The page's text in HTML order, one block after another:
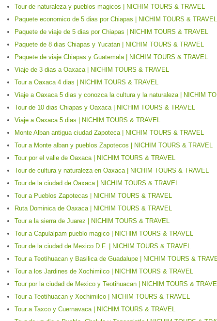
Tour de naturaleza y pueblos magicos | NICHIM TOURS & TRAVEL
Paquete economico de 5 dias por Chiapas | NICHIM TOURS & TRAVEL
Paquete de viaje de 5 dias por Chiapas | NICHIM TOURS & TRAVEL
Paquete de 8 dias Chiapas y Yucatan | NICHIM TOURS & TRAVEL
Paquete de viaje Chiapas y Guatemala | NICHIM TOURS & TRAVEL
Viaje de 3 dias a Oaxaca | NICHIM TOURS & TRAVEL
Tour a Oaxaca 4 dias | NICHIM TOURS & TRAVEL
Viaje a Oaxaca 5 dias y conozca la cultura y la naturaleza | NICHIM
Tour de 10 dias Chiapas y Oaxaca | NICHIM TOURS & TRAVEL
Viaje a Oaxaca 5 dias | NICHIM TOURS & TRAVEL
Monte Alban antigua ciudad Zapoteca | NICHIM TOURS & TRAVEL
Tour a Monte alban y pueblos Zapotecos | NICHIM TOURS & TRAVEL
Tour por el valle de Oaxaca | NICHIM TOURS & TRAVEL
Tour de cultura y naturaleza en Oaxaca | NICHIM TOURS & TRAVEL
Tour de la ciudad de Oaxaca | NICHIM TOURS & TRAVEL
Tour a Pueblos Zapotecas | NICHIM TOURS & TRAVEL
Ruta Dominica de Oaxaca | NICHIM TOURS & TRAVEL
Tour a la sierra de Juarez | NICHIM TOURS & TRAVEL
Tour a Capulalpam pueblo magico | NICHIM TOURS & TRAVEL
Tour de la ciudad de Mexico D.F. | NICHIM TOURS & TRAVEL
Tour a Teotihuacan y Basilica de Guadalupe | NICHIM TOURS &
Tour a los Jardines de Xochimilco | NICHIM TOURS & TRAVEL
Tour por la ciudad de Mexico y Teotihuacan | NICHIM TOURS &
Tour a Teotihuacan y Xochimilco | NICHIM TOURS & TRAVEL
Tour a Taxco y Cuernavaca | NICHIM TOURS & TRAVEL